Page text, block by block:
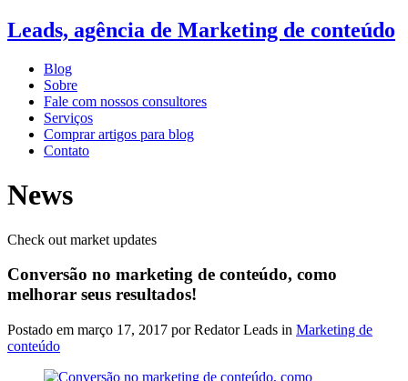
Leads, agência de Marketing de conteúdo
Blog
Sobre
Fale com nossos consultores
Serviços
Comprar artigos para blog
Contato
News
Check out market updates
Conversão no marketing de conteúdo, como
melhorar seus resultados!
Postado em março 17, 2017 por Redator Leads in Marketing de
conteúdo